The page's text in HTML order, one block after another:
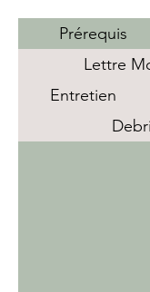
Prérequis
Lettre
Entretien